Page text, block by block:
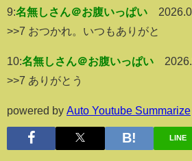
9:名無しさん＠お腹いっぱい
>>7 おつかれ。いつもありがと
10:名無しさん＠お腹いっぱい
>>7 ありがとう
powered by Auto Youtube Summarize
LINE